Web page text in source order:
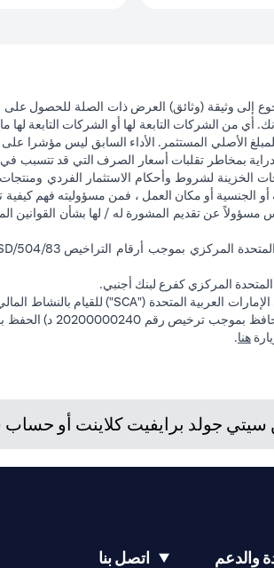
إلى وثيقة (وثائق) العرض ذات الصلة للحصول على
الشركات التابعة لها أو الشركات التابعة لها
الأصلي المستثمر. الأداء السابق ليس مؤشرا
بمخاطر تقلبات أسعار الصرف التي قد تتسبب في
الخزينة لشروط وأحكام الاستثمار الفردي
أو الجنسية أو مكان العمل ، فمن مسؤوليته فهم كيفية
عن تقديم المشورة له / لها بشأن القوانين
المركزي كفرع لبنك أجنبي.
هنا.
جولد برايفيت كلاينت أو حساب
والدعم اتصل بنا